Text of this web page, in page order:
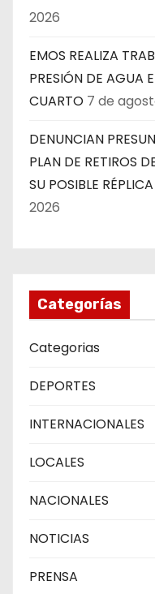
2026
EMOS REALIZA
PRESIÓN DE AGUA
CUARTO 7 de
DENUNCIAN
PLAN DE RETIROS
SU POSIBLE
2026
Categorías
Categorias
DEPORTES
INTERNACIONALES
LOCALES
NACIONALES
NOTICIAS
PRENSA